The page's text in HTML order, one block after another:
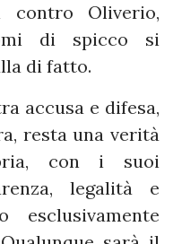
contro Oliverio,
di spicco si
di fatto.
accusa e difesa,
resta una verità
con i suoi
legalità e